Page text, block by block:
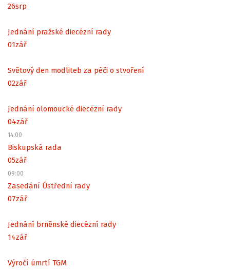
26srp
Jednání pražské diecézní rady
01zář
Světový den modliteb za péči o stvoření
02zář
Jednání olomoucké diecézní rady
04zář
14:00
Biskupská rada
05zář
09:00
Zasedání Ústřední rady
07zář
Jednání brněnské diecézní rady
14zář
Výročí úmrtí TGM